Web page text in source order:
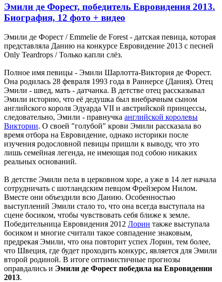
Эмили де Форест, победитель Евровидения 2013.
Биография, 12 фото + видео
Эмили де Форест / Emmelie de Forest - датская певица, которая
представляла Данию на конкурсе Евровидение 2013 с песней
Only Teardrops / Только капли слёз.
Полное имя певицы - Эмили Шарлотта-Виктория де Форест.
Она родилась 28 февраля 1993 года в Раннерсе (Дания). Отец
Эмили - швед, мать - датчанка. В детстве отец рассказывал
Эмили историю, что её дедушка был внебрачным сыном
английского короля Эдуарда VII и австрийской принцессы,
следовательно, Эмили - правнучка английской королевы
Виктории. О своей "голубой" крови Эмили рассказала во
время отбора на Евровидение, однако историки после
изучения родословной певицы пришли к выводу, что это
лишь семейная легенда, не имеющая под собою никаких
реальных оснований.
В детстве Эмили пела в церковном хоре, а уже в 14 лет начала
сотрудничать с шотландским певцом Фрейзером Нилом.
Вместе они объездили всю Данию. Особенностью
выступлений Эмили стало то, что она всегда выступала на
сцене босиком, чтобы чувствовать себя ближе к земле.
Победительница Евровидения 2012 Лорин также выступала
босиком и многие считали такое совпадение знаковым,
предрекая Эмили, что она повторит успех Лорин, тем более,
что Швеция, где будет проходить конкурс, является для Эмили
второй родиной. В итоге оптимистичные прогнозы
оправдались и Эмили де Форест победила на Евровидении
2013.